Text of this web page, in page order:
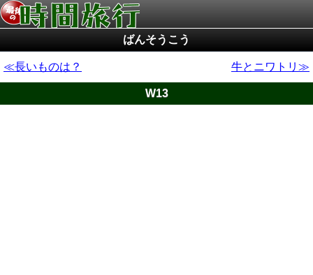
ばんそうこう
長いものは？ 牛とニワトリ
W13